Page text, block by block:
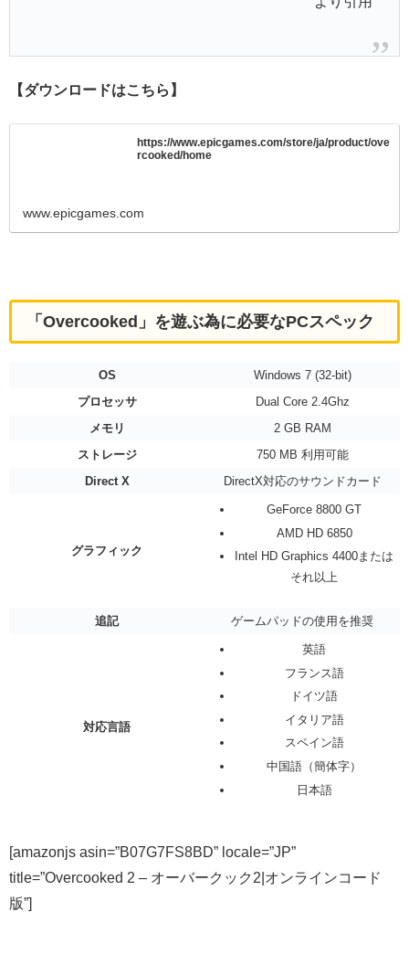
【ダウンロードはこちら】
https://www.epicgames.com/store/ja/product/ove
rcooked/home
www.epicgames.com
「Overcooked」を遊ぶ為に必要なPCスペック
OS
Windows 7 (32-bit)
プロセッサ
Dual Core 2.4Ghz
メモリ
2 GB RAM
ストレージ
750 MB 利用可能
Direct X
DirectX対応のサウンドカード
グラフィック
GeForce 8800 GT
AMD HD 6850
Intel HD Graphics 4400または
それ以上
追記 ゲームパッドの使用を推奨
対応言語
英語
フランス語
ドイツ語
イタリア語
スペイン語
中国語（簡体字）
日本語
[amazonjs asin=”B07G7FS8BD” locale=”JP”
title=”Overcooked 2 – オーバークック2|オンラインコード
版”]